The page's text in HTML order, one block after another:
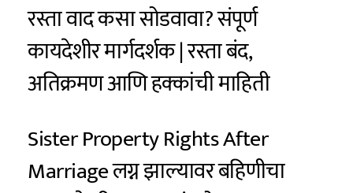
रस्ता वाद कसा सोडवावा? संपूर्ण
कायदेशीर मार्गदर्शक | रस्ता बंद,
अतिक्रमण आणि हक्कांची माहिती
Sister Property Rights After
Marriage लग्न झाल्यावर बहिणीचा